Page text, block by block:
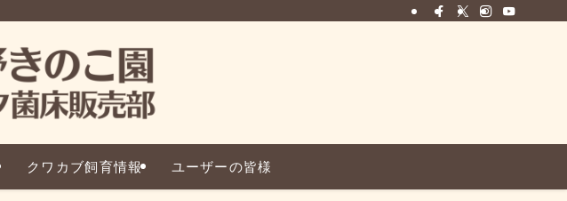
クワカブ飼育情報 ユーザーの皆様